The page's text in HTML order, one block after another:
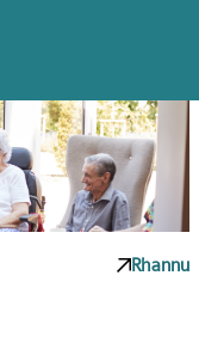
Rhannu